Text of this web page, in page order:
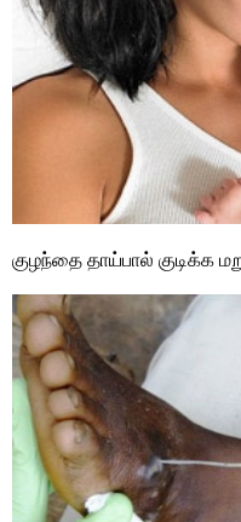
குழந்தை தாய்பால் குடிக்க